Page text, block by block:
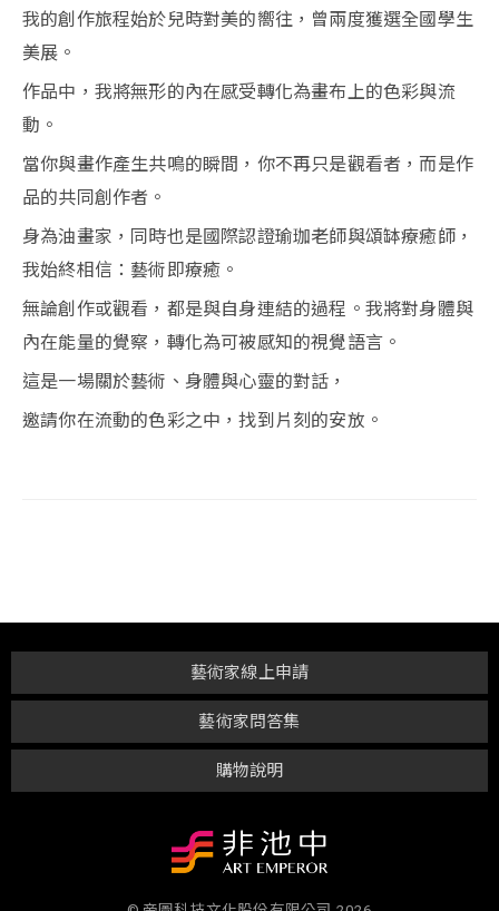
我的創作旅程始於兒時對美的嚮往，曾兩度獲選全國學生
美展。
作品中，我將無形的內在感受轉化為畫布上的色彩與流
動。
當你與畫作產生共鳴的瞬間，你不再只是觀看者，而是作
品的共同創作者。
身為油畫家，同時也是國際認證瑜珈老師與頌缽療癒師，
我始終相信：藝術即療癒。
無論創作或觀看，都是與自身連結的過程。我將對身體與
內在能量的覺察，轉化為可被感知的視覺語言。
這是一場關於藝術、身體與心靈的對話，
邀請你在流動的色彩之中，找到片刻的安放。
購物說明
藝術家問答集
藝術家線上申請